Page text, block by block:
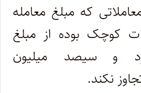
که مبلغ معامله
کوچک بوده از مبلغ
و سیصد میلیون